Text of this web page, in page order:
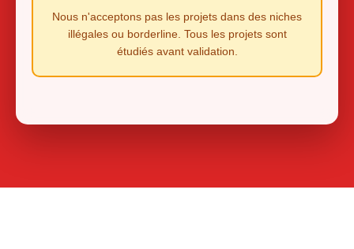
Nous n'acceptons pas les projets dans des niches
illégales ou borderline. Tous les projets sont
étudiés avant validation.